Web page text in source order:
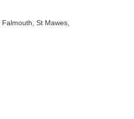
Falmouth , St Mawes